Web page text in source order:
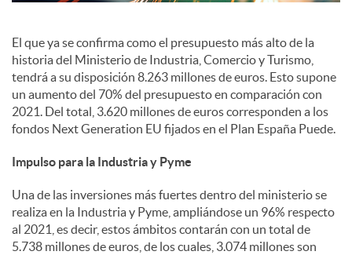
l
e
s
El que ya se confirma como el presupuesto más alto de la
historia del Ministerio de Industria, Comercio y Turismo,
tendrá a su disposición 8.263 millones de euros. Esto supone
un aumento del 70% del presupuesto en comparación con
2021. Del total, 3.620 millones de euros corresponden a los
fondos Next Generation EU fijados en el Plan España Puede.
Impulso para la Industria y Pyme
Una de las inversiones más fuertes dentro del ministerio se
realiza en la Industria y Pyme, ampliándose un 96% respecto
al 2021, es decir, estos ámbitos contarán con un total de
5.738 millones de euros, de los cuales, 3.074 millones son